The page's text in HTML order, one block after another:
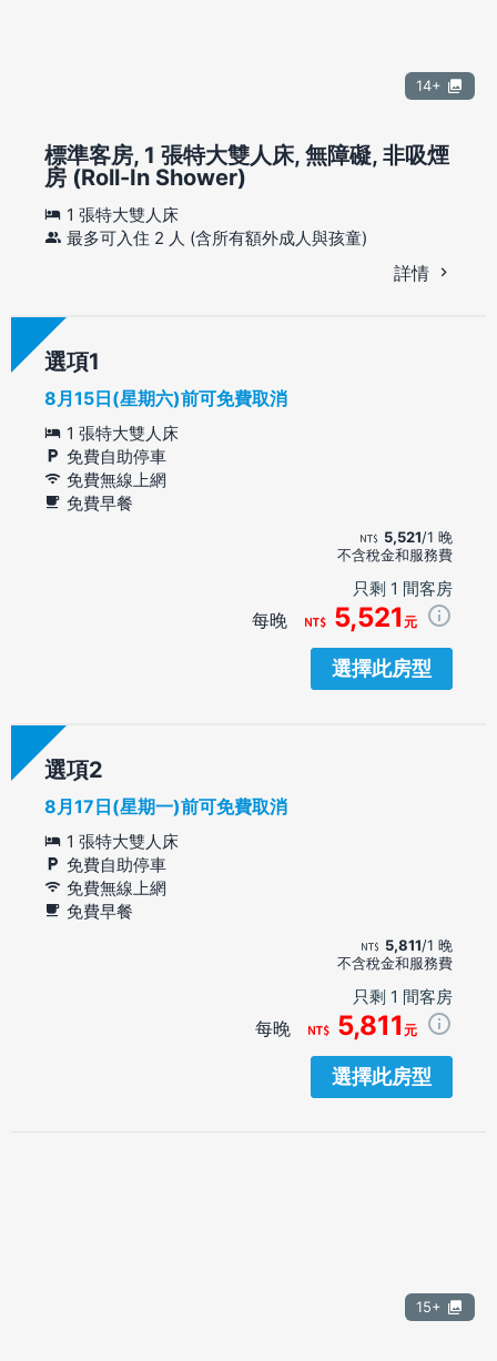
14+
標準客房, 1 張特大雙人床, 無障礙, 非吸煙
房 (Roll-In Shower)
1 張特大雙人床
最多可入住 2 人 (含所有額外成人與孩童)
詳情
選項
8月15日(星期六)前可免費取消
1 張特大雙人床
免費自助停車
免費無線上網
免費早餐
5,521/1 晚
不含稅金和服務費
只剩 1 間客房
每晚 5,521 元
選擇此房型
選項
8月17日(星期一)前可免費取消
1 張特大雙人床
免費自助停車
免費無線上網
免費早餐
5,811/1 晚
不含稅金和服務費
只剩 1 間客房
每晚 5,811 元
選擇此房型
15+